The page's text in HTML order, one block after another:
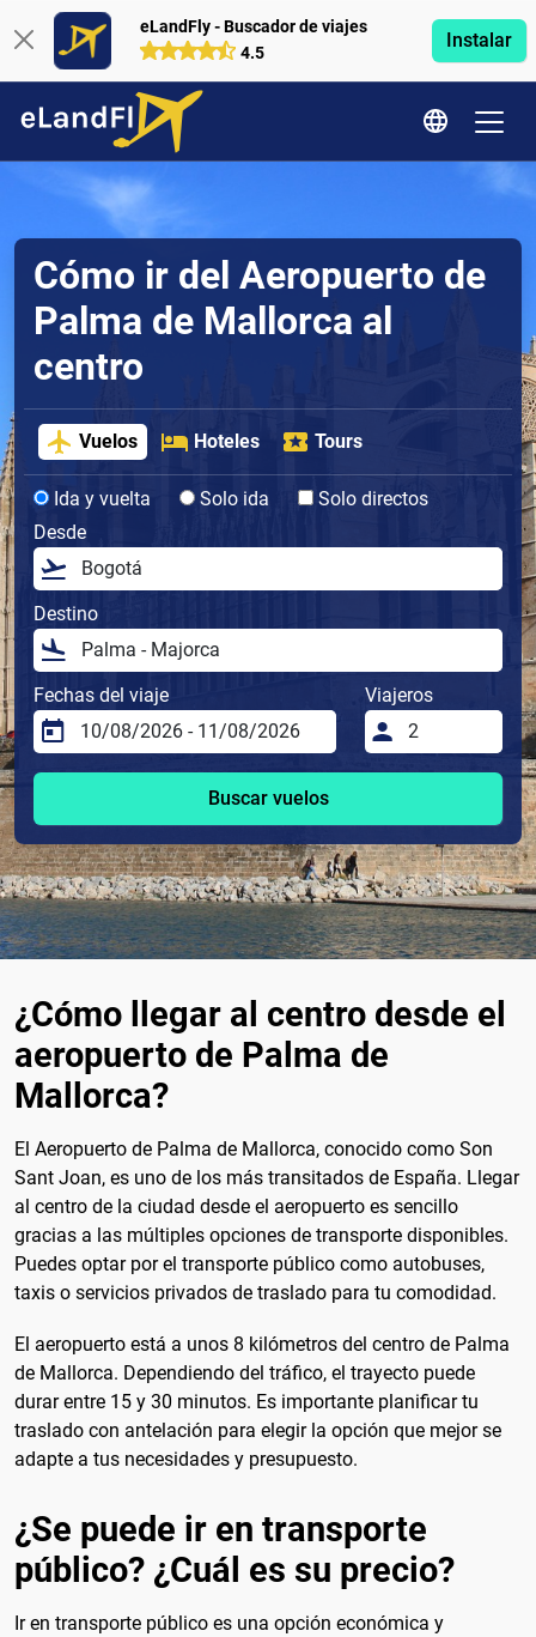
eLandFly - Buscador de viajes
4.5
Instalar
Cómo ir del Aeropuerto de
Palma de Mallorca al
centro
Vuelos Hoteles Tours
Ida y vuelta Solo ida
Solo directos
Desde
Destino
Fechas del viaje Viajeros
Buscar vuelos
¿Cómo llegar al centro desde el
aeropuerto de Palma de
Mallorca?
El Aeropuerto de Palma de Mallorca, conocido como Son
Sant Joan, es uno de los más transitados de España. Llegar
al centro de la ciudad desde el aeropuerto es sencillo
gracias a las múltiples opciones de transporte disponibles.
Puedes optar por el transporte público como autobuses,
taxis o servicios privados de traslado para tu comodidad.
El aeropuerto está a unos 8 kilómetros del centro de Palma
de Mallorca. Dependiendo del tráfico, el trayecto puede
durar entre 15 y 30 minutos. Es importante planificar tu
traslado con antelación para elegir la opción que mejor se
adapte a tus necesidades y presupuesto.
¿Se puede ir en transporte
público? ¿Cuál es su precio?
Ir en transporte público es una opción económica y